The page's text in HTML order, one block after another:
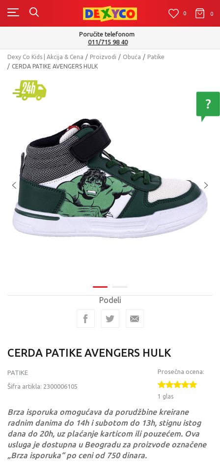
0 0 0
Isporuku možete očekivati u roku od 2 do 4 radna dana!
Pogledaj više
Dexy Co Kids | Akcija & Cena Proizvodi Obuća
Patike
CERDA PATIKE AVENGERS HULK
Podeli
CERDA PATIKE AVENGERS HULK
PATIKE
Šifra artikla: 2300006105
Prosečna ocena:
1 glas
Brza isporuka omogućava da porudžbine kreirane
radnim danima do 14h i subotom do 13h, stignu istog
dana do 20h, uz plaćanje karticom ili pouzećem. Ova
usluga je dostupna u Beogradu za proizvode označene
„Brza isporuka“ po ceni od 750 dinara.